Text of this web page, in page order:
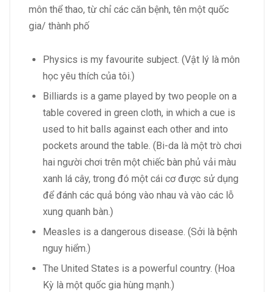
môn thể thao, từ chỉ các căn bệnh, tên một quốc
gia/ thành phố
Physics is my favourite subject. (Vật lý là môn
học yêu thích của tôi.)
Billiards is a game played by two people on a
table covered in green cloth, in which a cue is
used to hit balls against each other and into
pockets around the table. (Bi-da là một trò chơi
hai người chơi trên một chiếc bàn phủ vải màu
xanh lá cây, trong đó một cái cơ được sử dụng
để đánh các quả bóng vào nhau và vào các lỗ
xung quanh bàn.)
Measles is a dangerous disease. (Sởi là bệnh
nguy hiểm.)
The United States is a powerful country. (Hoa
Kỳ là một quốc gia hùng mạnh.)